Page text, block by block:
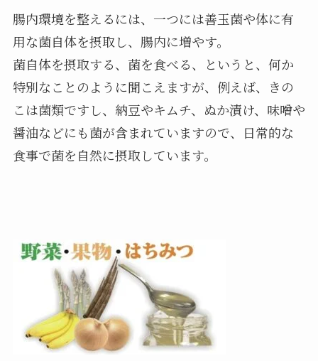
腸内環境を整えるには、一つには善玉菌や体に有
用な菌自体を摂取し、腸内に増やす。
菌自体を摂取する、菌を食べる、というと、何か
特別なことのように聞こえますが、例えば、きの
こは菌類ですし、納豆やキムチ、ぬか漬け、味噌や
醤油などにも菌が含まれていますので、日常的な
食事で菌を自然に摂取しています。